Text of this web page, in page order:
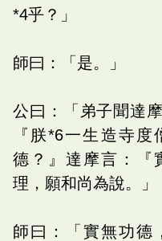
*4乎？」
師曰：「是。」
公曰：「弟子聞達
『朕*6一生造寺
德？』達摩言：『
理，願和尚為說。」
師曰：「實無功德